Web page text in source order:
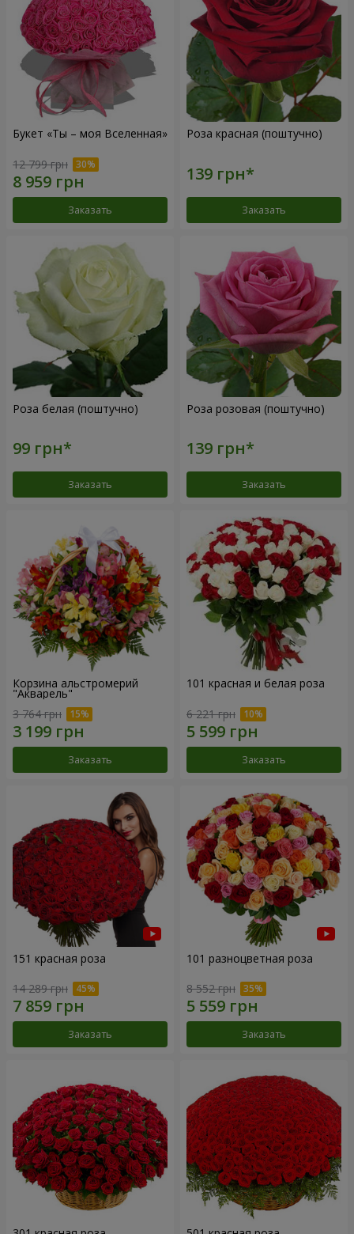
Букет «Ты – моя Вселенная»
12 799 грн
Заказать
Роза красная (поштучно)
Заказать
Роза белая (поштучно)
Заказать
Роза розовая (поштучно)
Заказать
Корзина альстромерий
"Акварель"
3 764 грн
Заказать
101 красная и белая роза
6 221 грн
Заказать
151 красная роза
14 289 грн
Заказать
101 разноцветная роза
8 552 грн
Заказать